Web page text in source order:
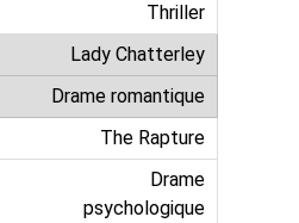
Thriller
Lady Chatterley
Drame romantique
The Rapture
Drame
psychologique